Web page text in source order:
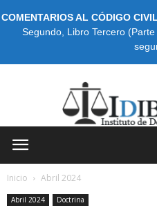
COMENTARIOS AL CÓDIGO
Segundo, Libro Tercero
Inicio Abril 2024
Abril 2024 Doctrina